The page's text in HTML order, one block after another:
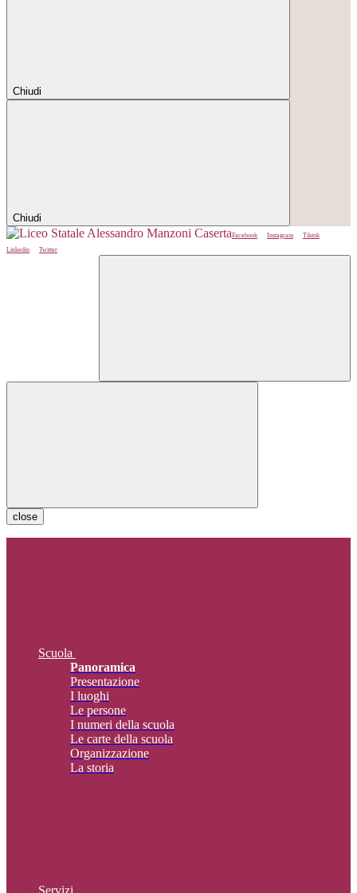
Chiudi
Chiudi
Facebook Instagram
Tiktok
Linkedin
Twitter
close
Scuola
Panoramica
Presentazione
I luoghi
Le persone
I numeri della scuola
Le carte della scuola
Organizzazione
La storia